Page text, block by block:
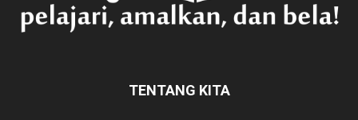
TENTANG KITA